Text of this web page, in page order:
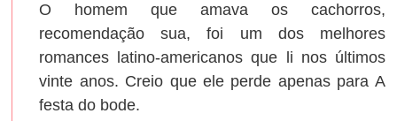
O homem que amava os cachorros,
recomendação sua, foi um dos melhores
romances latino-americanos que li nos últimos
vinte anos. Creio que ele perde apenas para A
festa do bode.